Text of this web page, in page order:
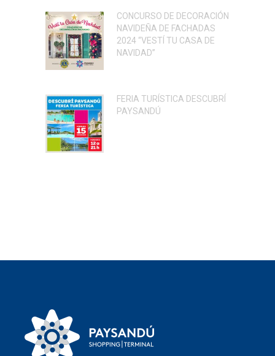
CONCURSO DE DECORACIÓN
NAVIDEÑA DE FACHADAS
2024 “VESTÍ TU CASA DE
NAVIDAD”
FERIA TURÍSTICA DESCUBRÍ
PAYSANDÚ